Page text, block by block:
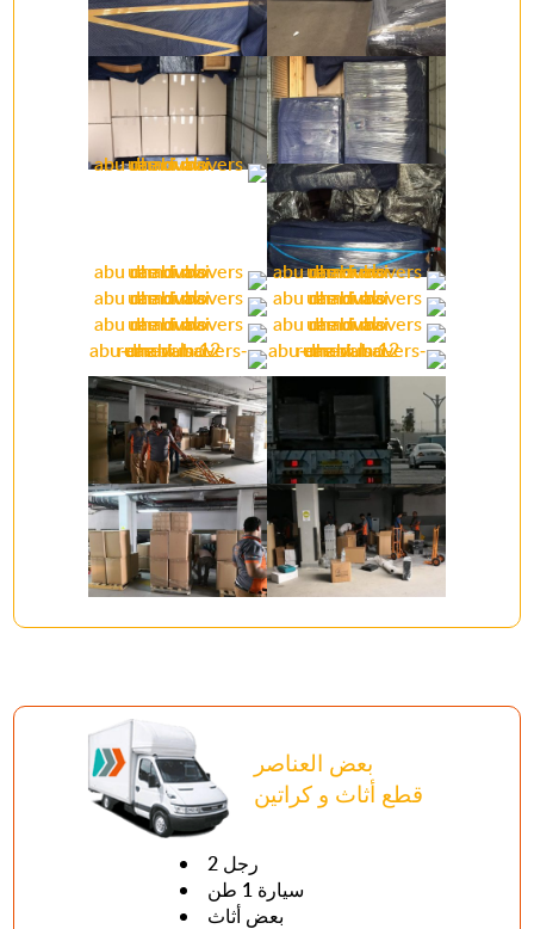
بعض العناصر
قطع أثاث و كراتين
2 رجل
سيارة 1 طن
بعض أثاث